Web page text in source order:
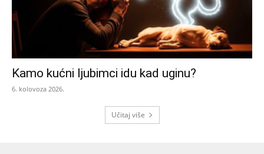
Kamo kućni ljubimci idu kad uginu?
6. kolovoza 2026.
Učitaj više